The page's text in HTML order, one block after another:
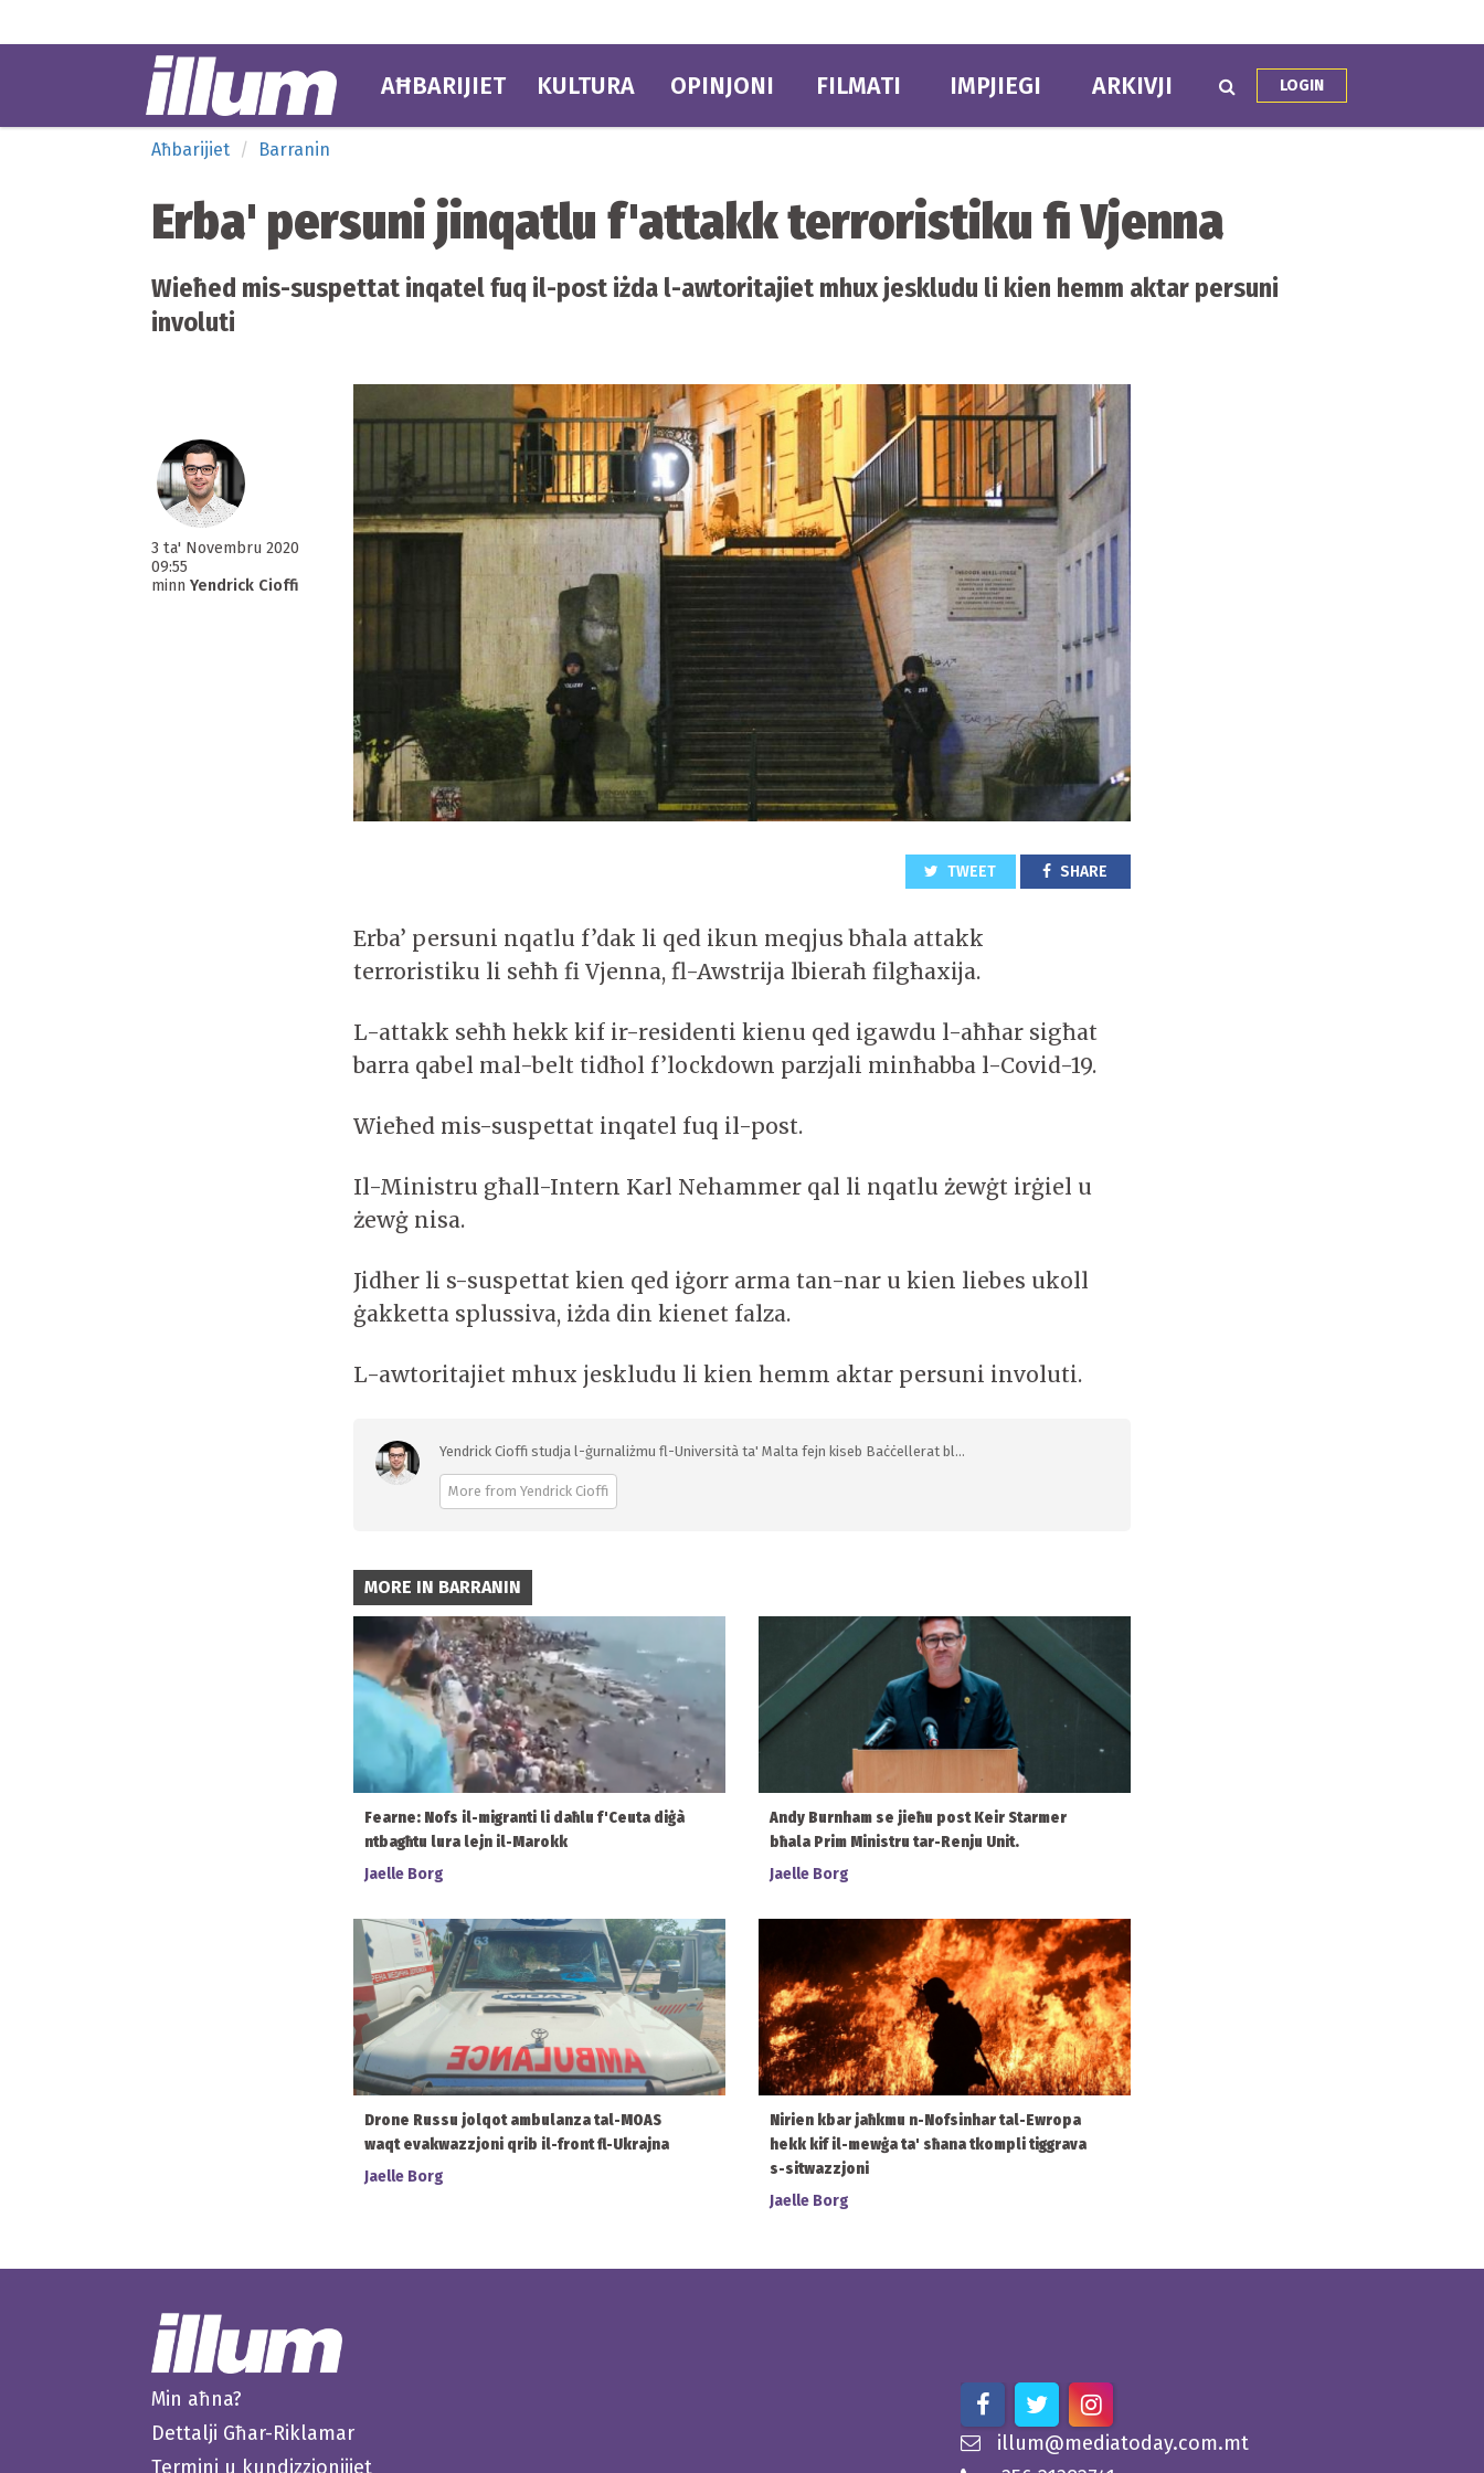
AĦBARIJIET KULTURA OPINJONI FILMATI IMPJIEGI ARKIVJI LOGIN
Aħbarijiet Barranin
Erba' persuni jinqatlu f'attakk terroristiku fi Vjenna
Wieħed mis-suspettat inqatel fuq il-post iżda l-awtoritajiet mhux jeskludu li kien hemm aktar persuni
involuti
3 ta' Novembru 2020
09:55
minn Yendrick Cioffi
TWEET SHARE
Erba’ persuni nqatlu f’dak li qed ikun meqjus bħala attakk
terroristiku li seħħ fi Vjenna, fl-Awstrija lbieraħ filgħaxija.
L-attakk seħħ hekk kif ir-residenti kienu qed igawdu l-aħħar sigħat
barra qabel mal-belt tidħol f’lockdown parzjali minħabba l-Covid-19.
Wieħed mis-suspettat inqatel fuq il-post.
Il-Ministru għall-Intern Karl Nehammer qal li nqatlu żewġt irġiel u
żewġ nisa.
Jidher li s-suspettat kien qed iġorr arma tan-nar u kien liebes ukoll
ġakketta splussiva, iżda din kienet falza.
L-awtoritajiet mhux jeskludu li kien hemm aktar persuni involuti.
Yendrick Cioffi studja l-ġurnaliżmu fl-Università ta' Malta fejn kiseb Baċċellerat bl...
More from Yendrick Cioffi
MORE IN BARRANIN
Fearne: Nofs il-migranti li daħlu f'Ceuta diġà
ntbagħtu lura lejn il-Marokk
Jaelle Borg
Andy Burnham se jieħu post Keir Starmer
bħala Prim Ministru tar-Renju Unit.
Jaelle Borg
Drone Russu jolqot ambulanza tal-MOAS
waqt evakwazzjoni qrib il-front fl-Ukrajna
Jaelle Borg
Nirien kbar jaħkmu n-Nofsinhar tal-Ewropa
hekk kif il-mewġa ta' sħana tkompli tiggrava
s-sitwazzjoni
Jaelle Borg
Min aħna?
Dettalji Għar-Riklamar
Termini u kundizzjonijiet
illum@mediatoday.com.mt